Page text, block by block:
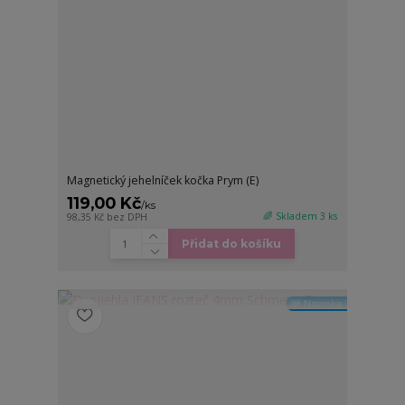
Magnetický jehelníček kočka Prym (E)
119,00 Kč/ks
98,35 Kč bez DPH 🌈 Skladem 3 ks
Přidat do košíku
🆕 Novinka